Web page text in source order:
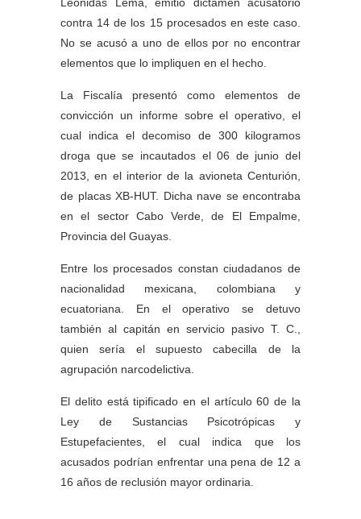
contra 14 de los 15 procesados en este caso.
No se acusó a uno de ellos por no encontrar
elementos que lo impliquen en el hecho.
La Fiscalía presentó como elementos de
convicción un informe sobre el operativo, el
cual indica el decomiso de 300 kilogramos
droga que se incautados el 06 de junio del
2013, en el interior de la avioneta Centurión,
de placas XB-HUT. Dicha nave se encontraba
en el sector Cabo Verde, de El Empalme,
Provincia del Guayas.
Entre los procesados constan ciudadanos de
nacionalidad mexicana, colombiana y
ecuatoriana. En el operativo se detuvo
también al capitán en servicio pasivo T. C.,
quien sería el supuesto cabecilla de la
agrupación narcodelictiva.
El delito está tipificado en el artículo 60 de la
Ley de Sustancias Psicotrópicas y
Estupefacientes, el cual indica que los
acusados podrían enfrentar una pena de 12 a
16 años de reclusión mayor ordinaria.